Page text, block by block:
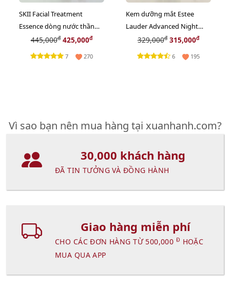
SKII Facial Treatment
Essence dòng nước thần
dành cho các chị em - 30ml
(new)
445,000đ425,000đ
7 270
Kem dưỡng mắt Estee
Lauder Advanced Night
Repair Eye Gel-Creme Multi
- 5ml (New)
329,000đ315,000đ
6 195
Vì sao bạn nên mua hàng tại xuanhanh.com?
30,000 khách hàng
ĐÃ TIN TƯỞNG VÀ ĐỒNG HÀNH
Giao hàng miễn phí
CHO CÁC ĐƠN HÀNG TỪ 500,000 Đ HOẶC
MUA QUA APP